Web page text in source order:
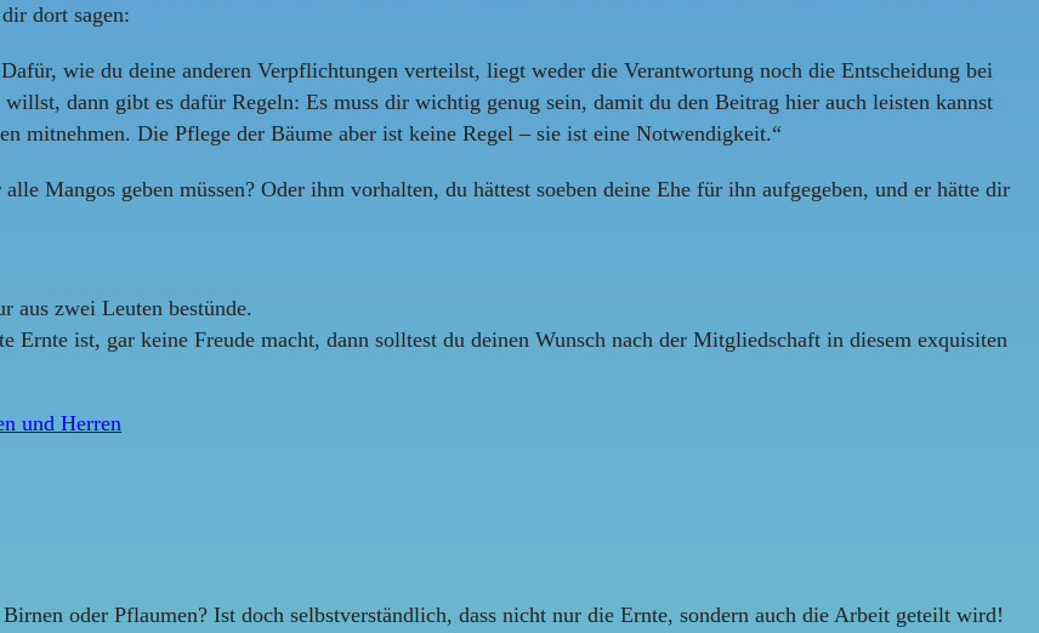
dort sagen:
wie du deine anderen Verpflichtungen verteilst, liegt weder die Verantwortung noch die Entscheidung bei
dann gibt es dafür Regeln: Es muss dir wichtig genug sein, damit du den Beitrag hier auch leisten kannst
mitnehmen. Die Pflege der Bäume aber ist keine Regel – sie ist eine Notwendigkeit.“
Mangos geben müssen? Oder ihm vorhalten, du hättest soeben deine Ehe für ihn aufgegeben, und er hätte dir
aus zwei Leuten bestünde.
ist, gar keine Freude macht, dann solltest du deinen Wunsch nach der Mitgliedschaft in diesem exquisiten
und Herren
oder Pflaumen? Ist doch selbstverständlich, dass nicht nur die Ernte, sondern auch die Arbeit geteilt wird!